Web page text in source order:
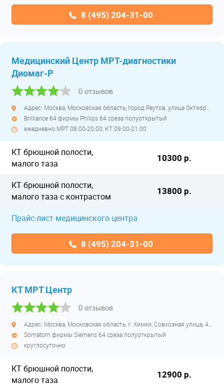
8 (495) 204-31-00
Медицинский Центр МРТ-диагностики
Диомаг-Р
0 отзывов
Brilliance 64 фирмы Philips 64 среза полуоткрытый
ежедневно МРТ 08:00-20:00, КТ 09:00-21:00
КТ брюшной полости,
малого таза
10300 р.
КТ брюшной полости,
малого таза с контрастом
13800 р.
Прайс-лист медицинского центра
8 (495) 204-31-00
КТ МРТ Центр
0 отзывов
Somatom фирмы Siemens 64 среза полуоткрытый
круглосуточно
КТ брюшной полости,
малого таза
12900 р.